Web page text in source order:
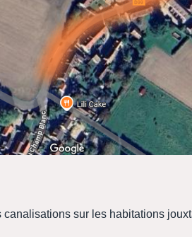
sur les habitations